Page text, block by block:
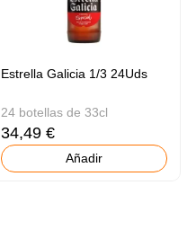
Estrella Galicia 1/3 24Uds
24 botellas de 33cl
34,49 €
Añadir